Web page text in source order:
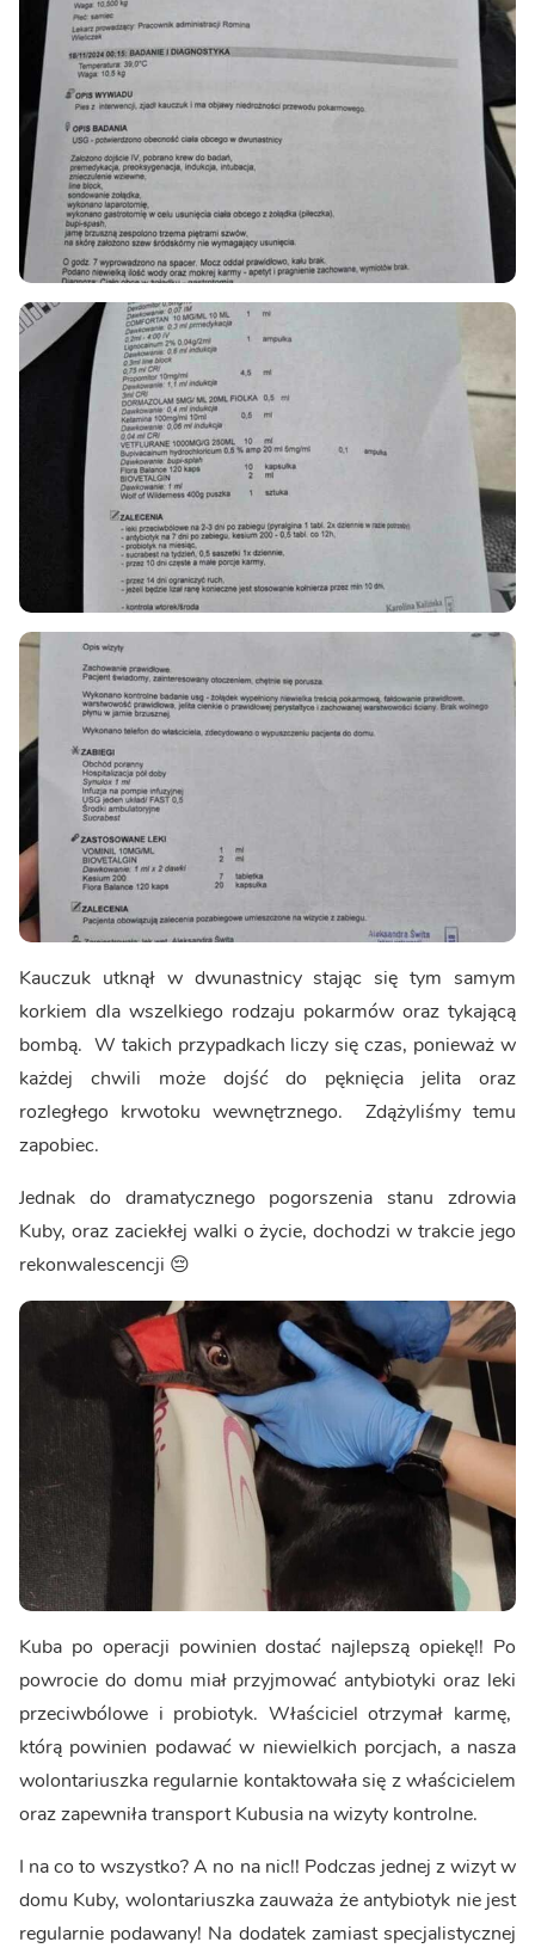
Kauczuk utknął w dwunastnicy stając się tym samym
korkiem dla wszelkiego rodzaju pokarmów oraz tykającą
bombą. W takich przypadkach liczy się czas, ponieważ w
każdej chwili może dojść do pęknięcia jelita oraz
rozległego krwotoku wewnętrznego. Zdążyliśmy temu
zapobiec.
Jednak do dramatycznego pogorszenia stanu zdrowia
Kuby, oraz zaciekłej walki o życie, dochodzi w trakcie jego
rekonwalescencji 😔
Kuba po operacji powinien dostać najlepszą opiekę!! Po
powrocie do domu miał przyjmować antybiotyki oraz leki
przeciwbólowe i probiotyk. Właściciel otrzymał karmę,
którą powinien podawać w niewielkich porcjach, a nasza
wolontariuszka regularnie kontaktowała się z właścicielem
oraz zapewniła transport Kubusia na wizyty kontrolne.
I na co to wszystko? A no na nic!! Podczas jednej z wizyt w
domu Kuby, wolontariuszka zauważa że antybiotyk nie jest
regularnie podawany! Na dodatek zamiast specjalistycznej